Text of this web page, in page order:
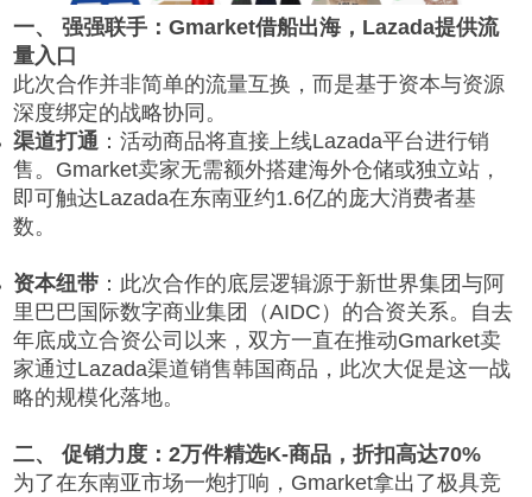
一、 强强联手：Gmarket借船出海，Lazada提供流
量入口
此次合作并非简单的流量互换，而是基于资本与资源
深度绑定的战略协同。
渠道打通 ：活动商品将直接上线Lazada平台进行销
售。Gmarket卖家无需额外搭建海外仓储或独立站，
即可触达Lazada在东南亚约1.6亿的庞大消费者基
数。
资本纽带 ：此次合作的底层逻辑源于新世界集团与阿
里巴巴国际数字商业集团（AIDC）的合资关系。自去
年底成立合资公司以来，双方一直在推动Gmarket卖
家通过Lazada渠道销售韩国商品，此次大促是这一战
略的规模化落地。
二、 促销力度：2万件精选K-商品，折扣高达70%
为了在东南亚市场一炮打响，Gmarket拿出了极具竞